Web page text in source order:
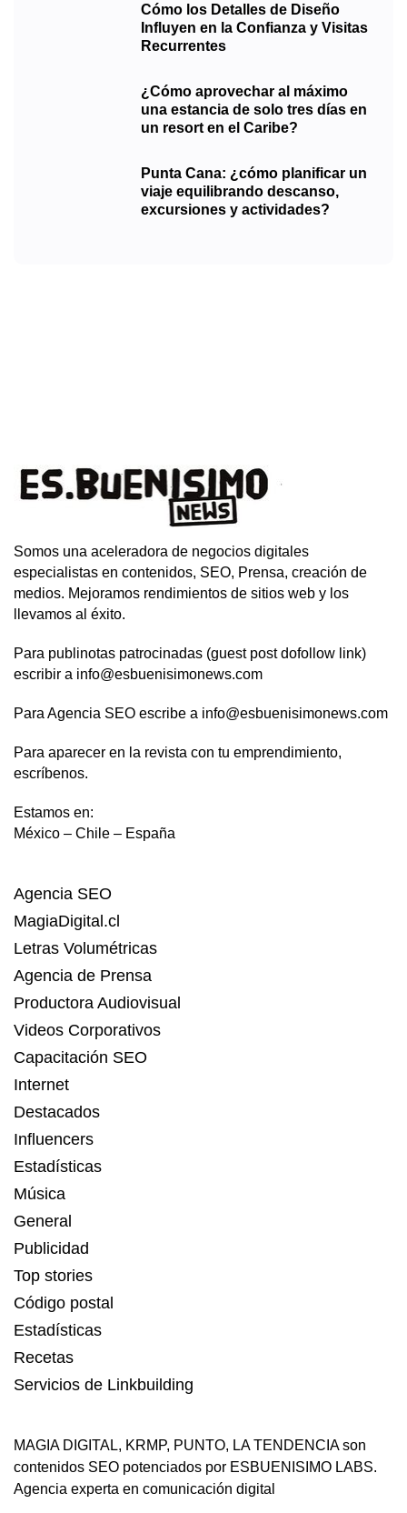
Cómo los Detalles de Diseño
Influyen en la Confianza y Visitas
Recurrentes
¿Cómo aprovechar al máximo
una estancia de solo tres días en
un resort en el Caribe?
Punta Cana: ¿cómo planificar un
viaje equilibrando descanso,
excursiones y actividades?
Somos una aceleradora de negocios digitales
especialistas en contenidos, SEO, Prensa, creación de
medios. Mejoramos rendimientos de sitios web y los
llevamos al éxito.
Para publinotas patrocinadas (guest post dofollow link)
escribir a info@esbuenisimonews.com
Para Agencia SEO escribe a info@esbuenisimonews.com
Para aparecer en la revista con tu emprendimiento,
escríbenos.
Estamos en:
México – Chile – España
Agencia SEO
MagiaDigital.cl
Letras Volumétricas
Agencia de Prensa
Productora Audiovisual
Videos Corporativos
Capacitación SEO
Internet
Destacados
Influencers
Estadísticas
Música
General
Publicidad
Top stories
Código postal
Estadísticas
Recetas
Servicios de Linkbuilding
MAGIA DIGITAL, KRMP, PUNTO, LA TENDENCIAson
contenidos SEO potenciados por ESBUENISIMO LABS.
Agencia experta en comunicación digital